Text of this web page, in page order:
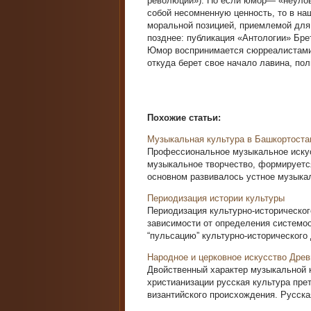
собой несомненную ценность, то в
моральной позицией, приемлемой
позднее: публикация «Антологии»
Юмор воспринимается
откуда берет свое начало лавина,
Похожие статьи:
Музыкальная культура в
Профессиональное музыкальное
музыкальное творчество,
основном развивалось устное
Периодизация истории культуры
Периодизация культурно-
зависимости от определения
“пульсацию” культурно-
Народное и церковное искусство
Двойственный характер
христианизации русская культура
византийского происхождения.